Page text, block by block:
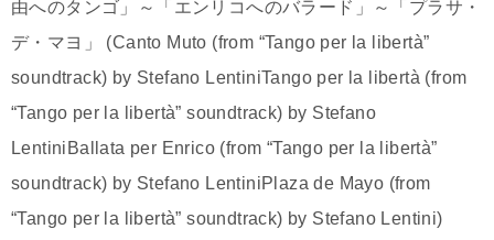
由へのタンゴ」～「エンリコへのバラード」～「プラサ・
デ・マヨ」 (Canto Muto (from “Tango per la libertà”
soundtrack) by Stefano LentiniTango per la libertà (from
“Tango per la libertà” soundtrack) by Stefano
LentiniBallata per Enrico (from “Tango per la libertà”
soundtrack) by Stefano LentiniPlaza de Mayo (from
“Tango per la libertà” soundtrack) by Stefano Lentini)